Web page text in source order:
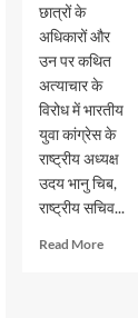
छात्रों के
अधिकारों और
उन पर कथित
अत्याचार के
विरोध में भारतीय
युवा कांग्रेस के
राष्ट्रीय अध्यक्ष
उदय भानु चिब,
राष्ट्रीय सचिव...
Read MoreRead